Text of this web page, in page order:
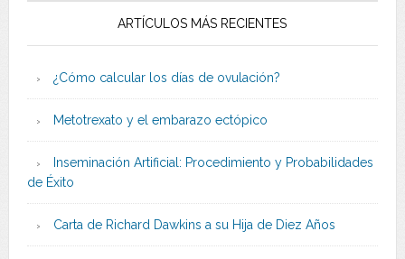
ARTÍCULOS MÁS RECIENTES
¿Cómo calcular los días de ovulación?
Metotrexato y el embarazo ectópico
Inseminación Artificial: Procedimiento y Probabilidades
de Éxito
Carta de Richard Dawkins a su Hija de Diez Años